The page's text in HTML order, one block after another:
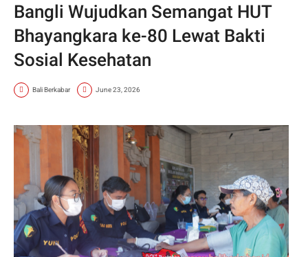
Bangli Wujudkan Semangat HUT
Bhayangkara ke-80 Lewat Bakti
Sosial Kesehatan
Bali Berkabar June 23, 2026